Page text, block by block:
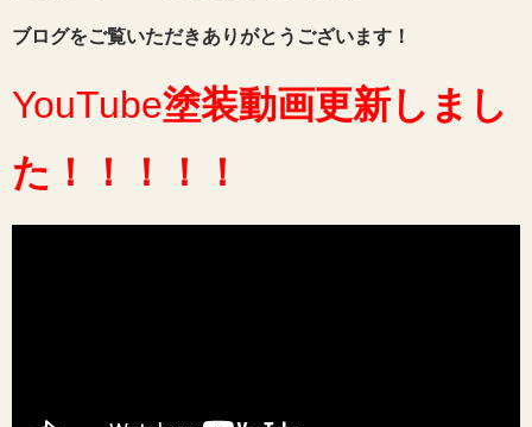
ブログをご覧いただきありがとうございます！
YouTube塗装動画更新しまし
た ！！！！！